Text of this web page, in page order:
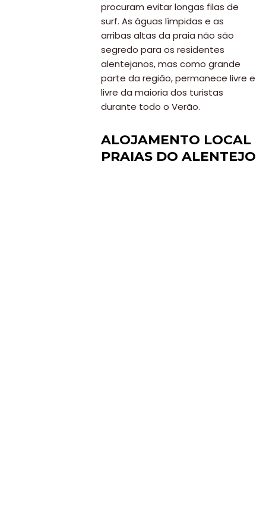
procuram evitar longas filas de
surf. As águas límpidas e as
arribas altas da praia não são
segredo para os residentes
alentejanos, mas como grande
parte da região, permanece livre e
livre da maioria dos turistas
durante todo o Verão.
ALOJAMENTO LOCAL
PRAIAS DO ALENTEJO